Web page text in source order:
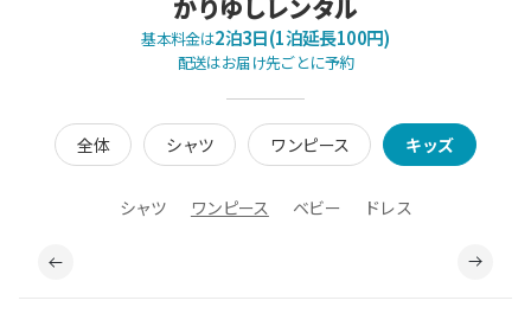
かりゆしレンタル
基本料金は2泊3日(1泊延長100円)
配送はお届け先ごとに予約
全体 シャツ ワンピース キッズ
シャツ ワンピース ベビー ドレス